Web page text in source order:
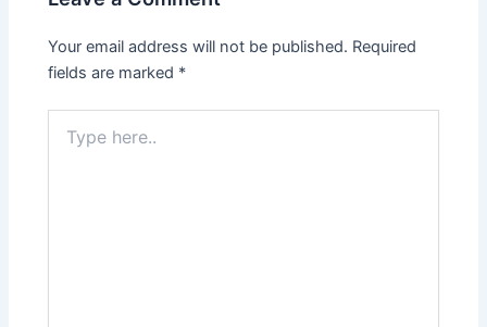
Your email address will not be published. Required
fields are marked *
here..